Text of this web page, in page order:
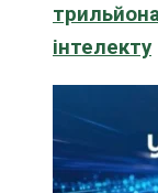
інтелекту